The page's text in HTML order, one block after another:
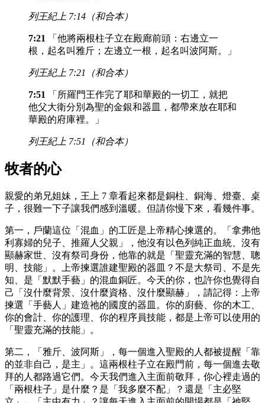
列王紀上 7:14（和合本）
7:21
「他將兩根柱子立在殿廊前頭：右邊立一
根，起名叫雅斤；左邊立一根，起名叫波阿斯。」
列王紀上 7:21（和合本）
7:51
「所羅門王作完了耶和華殿的一切工，就把
他父大衛分別為聖的金銀和器皿，都帶來放在耶和
華殿的府庫裡。」
列王紀上 7:51（和合本）
牧者的心
親愛的弟兄姐妹，王上 7 章看起來都是銅柱、銅海、燈臺、桌
子，很難一下子讓我們感到溫暖。但請你慢下來，看幾件事。
第一，戶蘭這位「混血」的工匠是上帝精心揀選的。「拿弗他
利寡婦的兒子、推羅人父親」，他沒有以色列純正血統、沒有
顯赫家世、沒有祭司身份，他靠的就是「聖靈充滿的智慧、聰
明、技能」。上帝揀選誰建聖殿的器皿？不是大祭司、不是先
知、是「默默手藝」的混血銅匠。今天的你，也許你也覺得自
己「沒什麼背景、沒什麼資格、沒什麼顯赫」，請記得：上帝
揀選「手藝人」建造祂的國度的器皿。你的廚藝、你的木工、
你的會計、你的護理、你的程序員技能，都是上帝可以使用的
「聖靈充滿的技能」。
第二，「雅斤、波阿斯」，每一個進入聖殿的人都被提醒「靠
的並非自己，是主」。這兩根柱子立在殿門前，每一個進去敬
拜的人都路過它們。今天我們進入主面前敬拜，你心裡走過的
「兩根柱子」是什麼？是「我多麼不配」？還是「主必堅